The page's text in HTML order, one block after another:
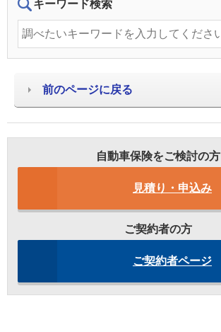
キーワード検索
前のページに戻る
自動車保険をご検討の方
見積り・申込み
ご契約者の方
ご契約者ページ